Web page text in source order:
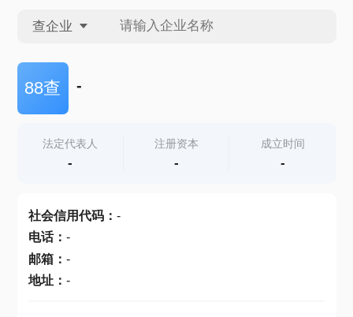
查企业
查企业
查产地
88查 -
法定代表人
-
注册资本
-
成立时间
-
社会信用代码： -
电话： -
邮箱： -
地址： -